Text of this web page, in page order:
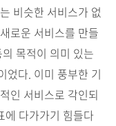
비슷한 서비스가 없
로운 서비스를 만들
목적이 의미 있는
었다. 이미 풍부한 기
인 서비스로 각인되
에 다가가기 힘들다